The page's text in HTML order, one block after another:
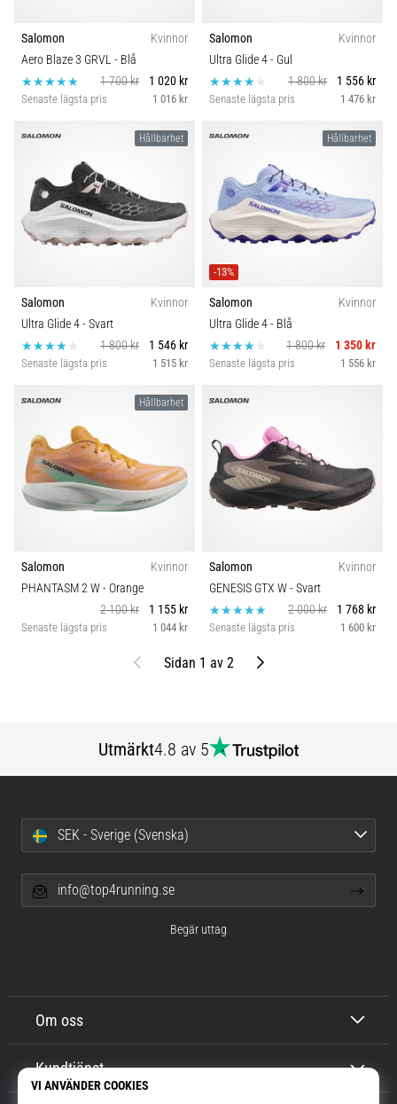
Salomon
Kvinnor
Aero Blaze 3 GRVL - Blå
1 700 kr
1 020 kr
Senaste lägsta pris 1 016 kr
Salomon
Kvinnor
Ultra Glide 4- Gul
1 800 kr
1 556 kr
Senaste lägsta pris 1 476 kr
Hållbarhet
Salomon
Kvinnor
Ultra Glide 4- Svart
1 800 kr
1 546 kr
Senaste lägsta pris 1 515 kr
Hållbarhet
-13%
Salomon
Kvinnor
Ultra Glide 4- Blå
1 800 kr
1 350 kr
Senaste lägsta pris 1 556 kr
Hållbarhet
Salomon
Kvinnor
PHANTASM 2 W- Orange
2 100 kr
1 155 kr
Senaste lägsta pris 1 044 kr
Salomon
Kvinnor
GENESIS GTX W- Svart
2 000 kr
1 768 kr
Senaste lägsta pris 1 600 kr
Föregående
Sidan 1 av 2 Nästa
Utmärkt4.8 av 5
Om oss
Kundtjänst
SEK - Sverige (Svenska)
info@top4running.se
Begär uttag